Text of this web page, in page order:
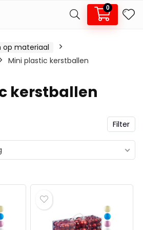
0
op materiaal
Mini plastic kerstballen
kerstballen
Filter